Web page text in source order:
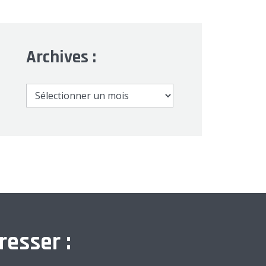
Archives :
Archives
: